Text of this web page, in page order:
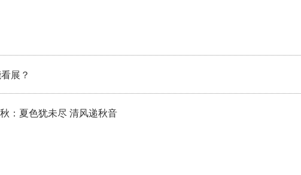
展？
：夏色犹未尽 清风递秋音